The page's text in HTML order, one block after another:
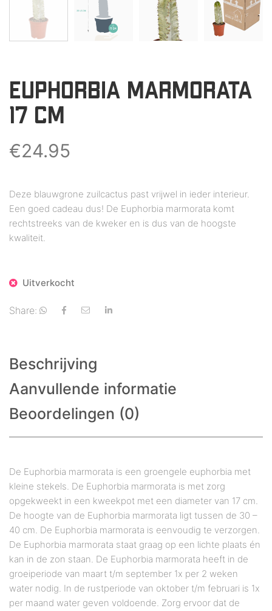
EUPHORBIA MARMORATA
17 CM
€24.95
Deze blauwgrone zuilcactus past vrijwel in ieder interieur.
Een goed cadeau dus! De Euphorbia marmorata komt
rechtstreeks van de kweker en is dus van de hoogste
kwaliteit.
Uitverkocht
Share:
Beschrijving
Aanvullende informatie
Beoordelingen (0)
De Euphorbia marmorata is een groengele euphorbia met
kleine stekels. De Euphorbia marmorata is met zorg
opgekweekt in een kweekpot met een diameter van 17 cm.
De hoogte van de Euphorbia marmorata ligt tussen de 30 –
40 cm. De Euphorbia marmorata is eenvoudig te verzorgen.
De Euphorbia marmorata staat graag op een lichte plaats én
kan in de zon staan. De Euphorbia marmorata heeft in de
groeiperiode van maart t/m september 1x per 2 weken
water nodig. In de rustperiode van oktober t/m februari is 1x
per maand water geven voldoende. Zorg ervoor dat de